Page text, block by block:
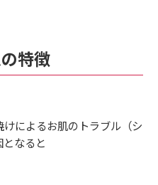
特徴
によるお肌のトラブル（シ
なると